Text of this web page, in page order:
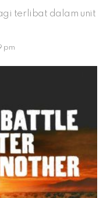
terlibat dalam unit
pm